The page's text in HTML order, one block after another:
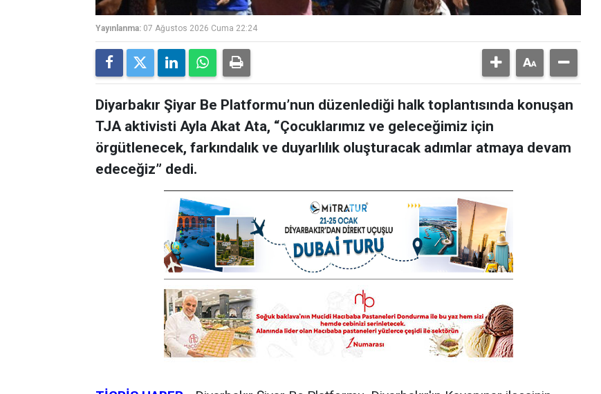
Yayınlanma: 07 Ağustos 2026 Cuma 22:24
Diyarbakır Şiyar Be Platformu’nun düzenlediği halk toplantısında konuşan
TJA aktivisti Ayla Akat Ata, “Çocuklarımız ve geleceğimiz için
örgütlenecek, farkındalık ve duyarlılık oluşturacak adımlar atmaya devam
edeceğiz” dedi.